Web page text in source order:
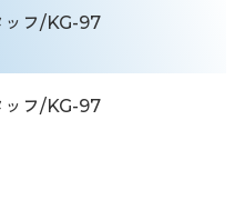
ッフ/KG-97
ッフ/KG-97